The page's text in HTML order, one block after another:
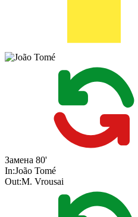
Замена 80'
In:João Tomé
Out:M. Vrousai